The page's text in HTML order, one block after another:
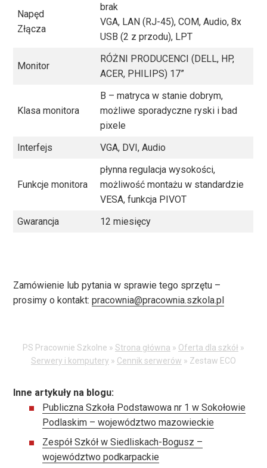
Napęd
Złącza
brak
VGA, LAN (RJ-45), COM, Audio, 8x
USB (2 z przodu), LPT
Monitor
RÓŻNI PRODUCENCI (DELL, HP,
ACER, PHILIPS) 17”
Klasa monitora
B – matryca w stanie dobrym,
możliwe sporadyczne ryski i bad
pixele
Interfejs
VGA, DVI, Audio
Funkcje monitora
płynna regulacja wysokości,
możliwość montażu w standardzie
VESA, funkcja PIVOT
Gwarancja
12 miesięcy
Zamówienie lub pytania w sprawie tego sprzętu –
prosimy o kontakt:pracownia@pracownia.szkola.pl
PS Pracownie Szkolne » Strona główna » Oferta dla szkół »
Serwery i komputery » Cennik serwerów » Zestaw ECO
Inne artykuły na blogu:
Publiczna Szkoła Podstawowa nr 1 w Sokołowie
Podlaskim – województwo mazowieckie
Zespół Szkół w Siedliskach-Bogusz –
województwo podkarpackie